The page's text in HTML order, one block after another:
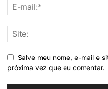
Salve meu nome, e-mail e
próxima vez que eu comentar.